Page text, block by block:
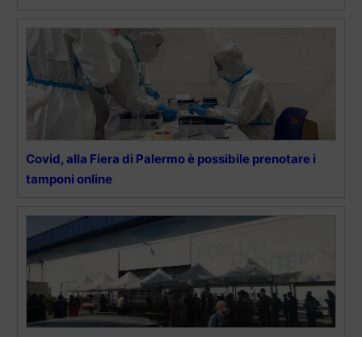
Covid, alla Fiera di Palermo è possibile prenotare i
tamponi online